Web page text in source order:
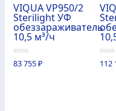
VIQUA VP950/2
Sterilight УФ
обеззараживатель
10,5 м³/ч
0
из
83 755₽
0
из
112